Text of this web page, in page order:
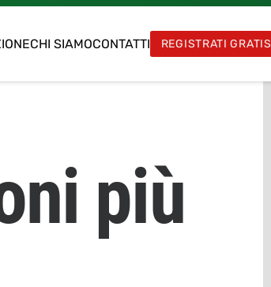
CHI SIAMOCONTATTI REGISTRATI GRATIS
più